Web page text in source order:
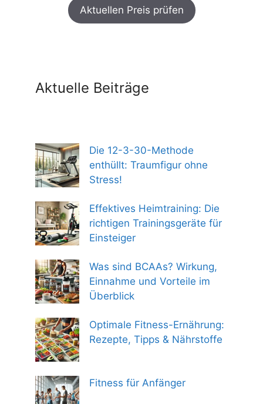
war:
299,00 €
ist:
254,00 €.
Aktuellen Preis prüfen
Aktuelle Beiträge
Die 12-3-30-Methode
enthüllt: Traumfigur ohne
Stress!
Effektives Heimtraining: Die
richtigen Trainingsgeräte für
Einsteiger
Was sind BCAAs? Wirkung,
Einnahme und Vorteile im
Überblick
Optimale Fitness-Ernährung:
Rezepte, Tipps & Nährstoffe
Fitness für Anfänger